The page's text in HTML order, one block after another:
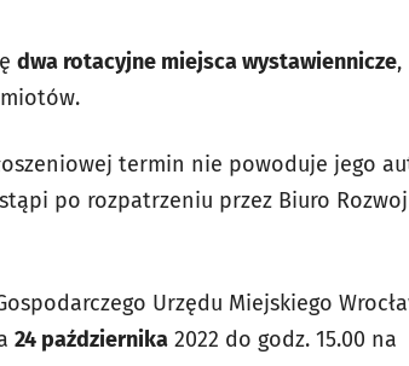
dwa rotacyjne miejsca wystawiennicze,
termin nie powoduje jego
po rozpatrzeniu przez Biuro
Urzędu Miejskiego
24 października 2022 do godz. 15.00 na